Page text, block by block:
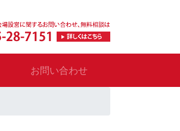
お問い合わせ